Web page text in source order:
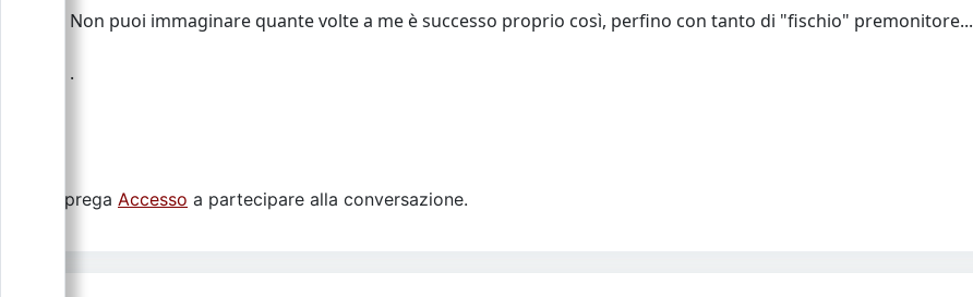
Non puoi immaginare quante volte a me è successo proprio così, perfino con tanto di "fischio" premonitore...
.
Si prega Accesso a partecipare alla conversazione.